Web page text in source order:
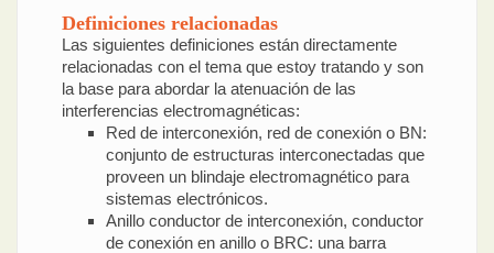
Definiciones relacionadas
Las siguientes definiciones están directamente
relacionadas con el tema que estoy tratando y son
la base para abordar la atenuación de las
interferencias electromagnéticas:
Red de interconexión, red de conexión o BN:
conjunto de estructuras interconectadas que
proveen un blindaje electromagnético para
sistemas electrónicos.
Anillo conductor de interconexión, conductor
de conexión en anillo o BRC: una barra